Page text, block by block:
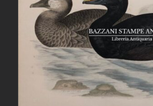
AGGIUNGI AL CARRELLO